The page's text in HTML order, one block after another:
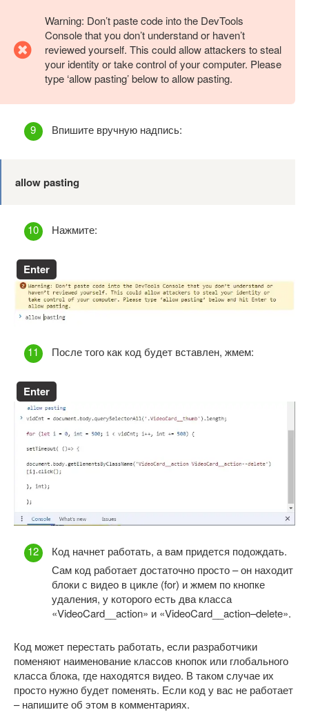
Warning: Don’t paste code into the DevTools
Console that you don’t understand or haven’t
reviewed yourself. This could allow attackers to steal
your identity or take control of your computer. Please
type ‘allow pasting’ below to allow pasting.
Впишите вручную надпись:
allow pasting
Нажмите:
Enter
После того как код будет вставлен, жмем:
Enter
Код начнет работать, а вам придется подождать.
Сам код работает достаточно просто – он находит
блоки с видео в цикле (for) и жмем по кнопке
удаления, у которого есть два класса
«VideoCard__action» и «VideoCard__action–delete».
Код может перестать работать, если разработчики
поменяют наименование классов кнопок или глобального
класса блока, где находятся видео. В таком случае их
просто нужно будет поменять. Если код у вас не работает
– напишите об этом в комментариях.